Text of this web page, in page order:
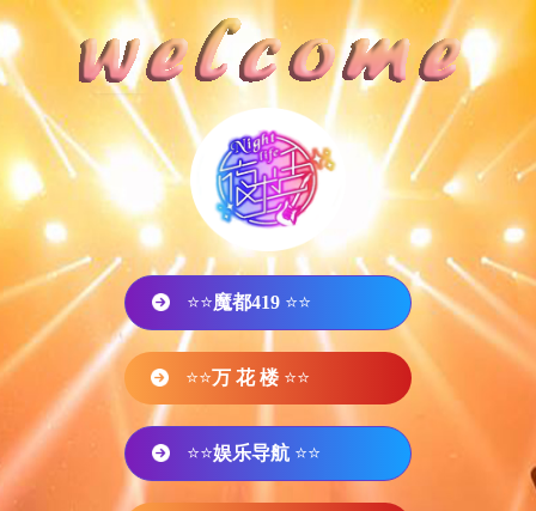
⭐⭐魔都419 ⭐⭐
⭐⭐万 花 楼 ⭐⭐
⭐⭐娱乐导航 ⭐⭐